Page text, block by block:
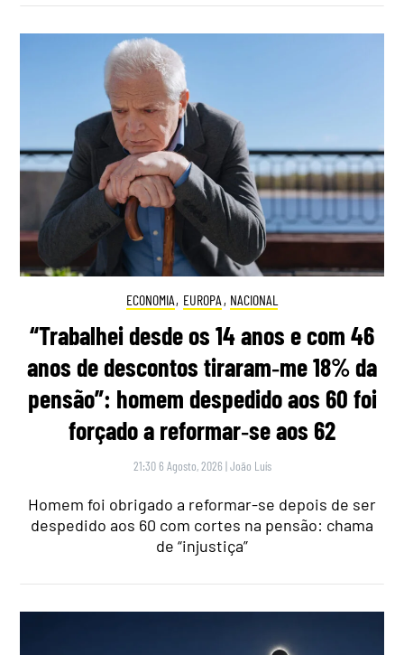
ECONOMIA, EUROPA , NACIONAL
“Trabalhei desde os 14 anos e com 46
anos de descontos tiraram‑me 18% da
pensão”: homem despedido aos 60 foi
forçado a reformar‑se aos 62
21:30 6 Agosto, 2026 |João Luís
Homem foi obrigado a reformar-se depois de ser
despedido aos 60 com cortes na pensão: chama
de “injustiça”